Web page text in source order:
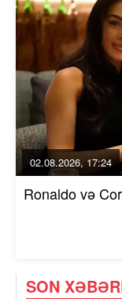
02.08.2026, 17:24
Ronaldo və
SON